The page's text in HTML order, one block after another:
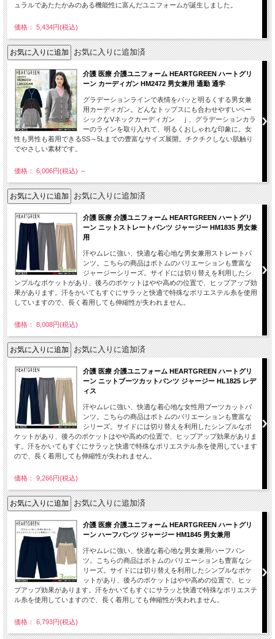
ュラルであたたかみのある機能性に富んだユニフォームが誕生しました。
価格： 5,434円(税込)
お気に入りに追加済
介護 医療 介護ユニフォーム HEARTGREEN ハートグリ
ーン カーディガン HM2472 男女兼用 通勤 通学
グラデーションラインで表情をパッと明るくする男女兼
用カーディガン。どんなトップスにも合わせやすいベー
シックなVネックカーディガン ｊ、グラデーションカラ
ーのラインを取り入れて、明るくおしゃれな印象に。女
性も男性も着用できるSS～5Lまでの豊富なサイズ展開。チクチクしない肌触り
でやさしい素材です。
価格： 6,006円(税込) ～
お気に入りに追加済
介護 医療 介護ユニフォーム HEARTGREEN ハートグリ
ーン ニットストレートパンツ ジャージー HM1835 男女兼
用
汗やムレに強い、快適な着心地な男女兼用ストレートパ
ンツ。こちらの商品はボトムのバリエーションも豊富な
ジャージーシリーズ。サイドには切り替えを利用したシ
ンプルなポケットがあり、後ろのポケットはやや高めの位置で、ヒップアップ効
果があります。汗をかいてもすぐにサラッと快適で特殊なポリエステル糸を使用
していますので、長く着用しても伸縮性が失われません。
価格： 8,008円(税込)
お気に入りに追加済
介護 医療 介護ユニフォーム HEARTGREEN ハートグリ
ーン ニットブーツカットパンツ ジャージー HL1825 レデ
ィス
汗やムレに強い、快適な着心地な女性用ブーツカットパ
ンツ。こちらの商品はボトムのバリエーションも豊富な
シリーズ。サイドには切り替えを利用したシンプルなポ
ケットがあり、後ろのポケットはやや高めの位置で、ヒップアップ効果がありま
す。汗をかいてもすぐにサラッと快適で特殊なポリエステル糸を使用しています
ので、長く着用しても伸縮性が失われません。
価格： 9,266円(税込)
お気に入りに追加済
介護 医療 介護ユニフォーム HEARTGREEN ハートグリ
ーン ハーフパンツ ジャージー HM1845 男女兼用
汗やムレに強い、快適な着心地な男女兼用ハーフパン
ツ。こちらの商品はボトムのバリエーションも豊富なシ
リーズ。サイドには切り替えを利用したシンプルなポケ
ットがあり、後ろのポケットはやや高めの位置で、ヒッ
プアップ効果があります。汗をかいてもすぐにサラッと快適で特殊なポリエステ
ル糸を使用していますので、長く着用しても伸縮性が失われません。
価格： 6,793円(税込)